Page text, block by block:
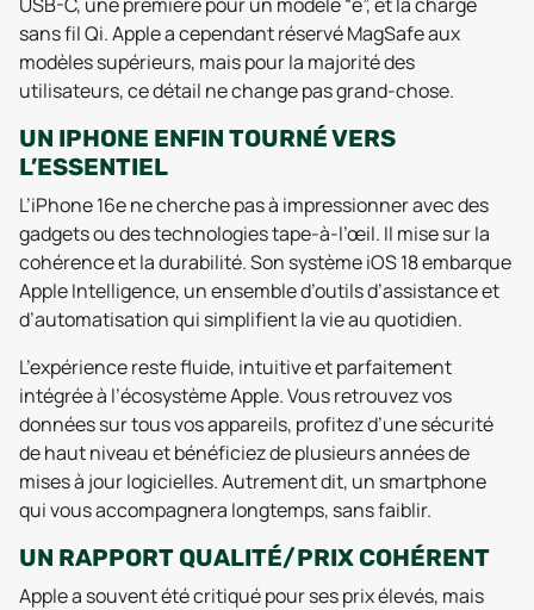
sans fil Qi. Apple a cependant réservé MagSafe aux
modèles supérieurs, mais pour la majorité des
utilisateurs, ce détail ne change pas grand-chose.
UN IPHONE ENFIN TOURNÉ VERS
L’ESSENTIEL
L’iPhone 16e ne cherche pas à impressionner avec des
gadgets ou des technologies tape-à-l’œil. Il mise sur la
cohérence et la durabilité. Son système iOS 18 embarque
Apple Intelligence, un ensemble d’outils d’assistance et
d’automatisation qui simplifient la vie au quotidien.
L’expérience reste fluide, intuitive et parfaitement
intégrée à l’écosystème Apple. Vous retrouvez vos
données sur tous vos appareils, profitez d’une sécurité
de haut niveau et bénéficiez de plusieurs années de
mises à jour logicielles. Autrement dit, un smartphone
qui vous accompagnera longtemps, sans faiblir.
UN RAPPORT QUALITÉ/PRIX COHÉRENT
Apple a souvent été critiqué pour ses prix élevés, mais